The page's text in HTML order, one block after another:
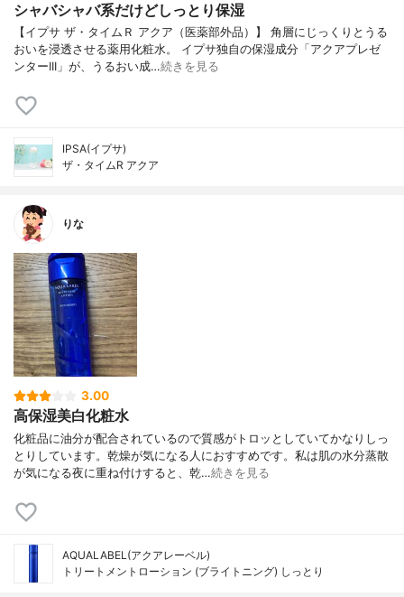
シャバシャバ系だけどしっとり保湿
【イプサ ザ・タイムＲ アクア（医薬部外品）】 角層にじっくりとうる
おいを浸透させる薬用化粧水。 イプサ独自の保湿成分「アクアプレゼ
ンターIII」が、うるおい成…続きを見る
IPSA(イプサ)
ザ・タイムR アクア
りな
3.00
高保湿美白化粧水
化粧品に油分が配合されているので質感がトロッとしていてかなりしっ
とりしています。乾燥が気になる人におすすめです。私は肌の水分蒸散
が気になる夜に重ね付けすると、乾…続きを見る
AQUALABEL(アクアレーベル)
トリートメントローション (ブライトニング) しっとり